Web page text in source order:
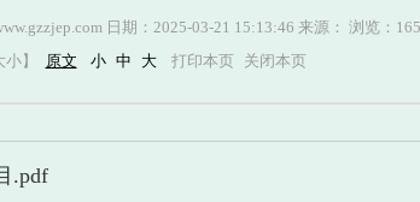
日期：2025-03-21 15:13:46 来源： 浏览：
小】
原文 小 中 大 打印本页 关闭本页
.pdf